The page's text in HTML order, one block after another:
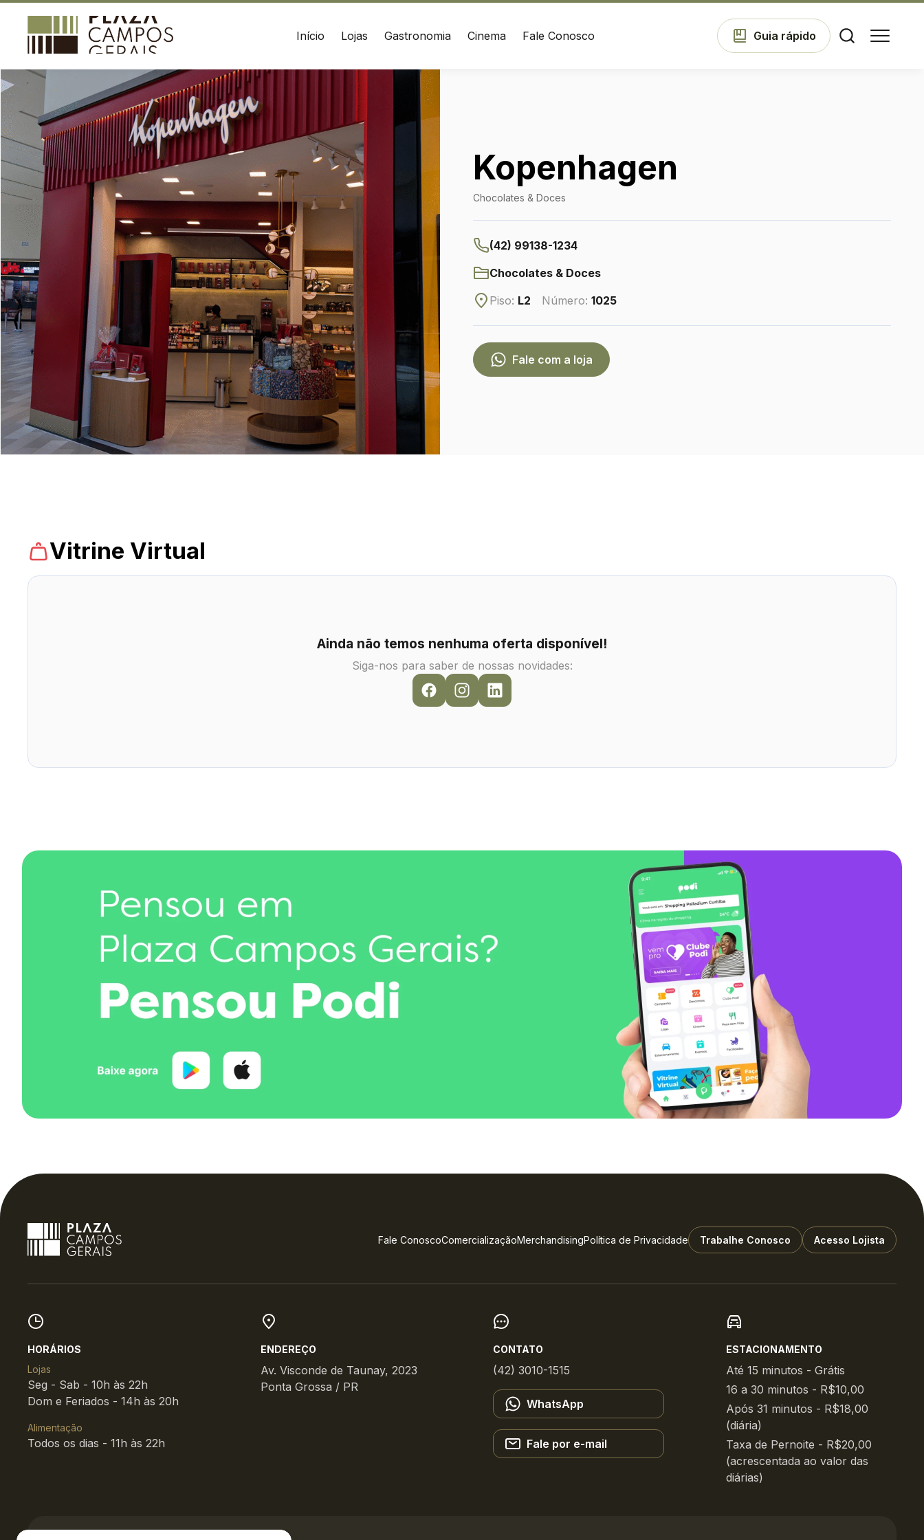
Início Lojas Gastronomia Cinema Fale Conosco Guia rápido
HORÁRIOS
Lojas
Seg - Sab - 10h às 22h
Dom e Feriados - 14h às 20h
Alimentação
Todos os dias - 11h às 22h
Av. Visconde de Taunay, 2023
Ponta Grossa / PR
Ver local
Chamar Uber
Kopenhagen
Chocolates & Doces
(42) 99138-1234
Chocolates & Doces
Piso: L2 Número: 1025
Fale com a loja
Vitrine Virtual
Ainda não temos nenhuma oferta disponível!
Siga-nos para saber de nossas novidades:
às
Endereço
Av.
Visconde
de
Taunay,
2023
Ponta
Grossa
/
PR
Ver
local
Chamar
Uber
Comodidades
Eventos
Cinema
Vitrine
Fale ConoscoComercializaçãoMerchandisingPolítica de Privacidade Trabalhe Conosco Acesso Lojista
HORÁRIOS
Lojas
Seg - Sab - 10h às 22h
Dom e Feriados - 14h às 20h
Alimentação
Todos os dias - 11h às 22h
ENDEREÇO
Av. Visconde de Taunay, 2023
Ponta Grossa / PR
CONTATO
(42) 3010-1515
WhatsApp
Fale por e-mail
ESTACIONAMENTO
Até 15 minutos - Grátis
16 a 30 minutos - R$10,00
Após 31 minutos - R$18,00
(diária)
Taxa de Pernoite - R$20,00
(acrescentada ao valor das
diárias)
promoções no
shopping.
Acessar